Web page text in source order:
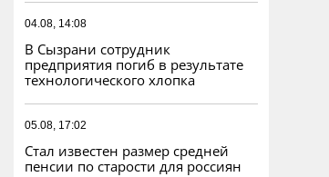
04.08, 14:08
В Сызрани сотрудник
предприятия погиб в результате
технологического хлопка
05.08, 17:02
Стал известен размер средней
пенсии по старости для россиян